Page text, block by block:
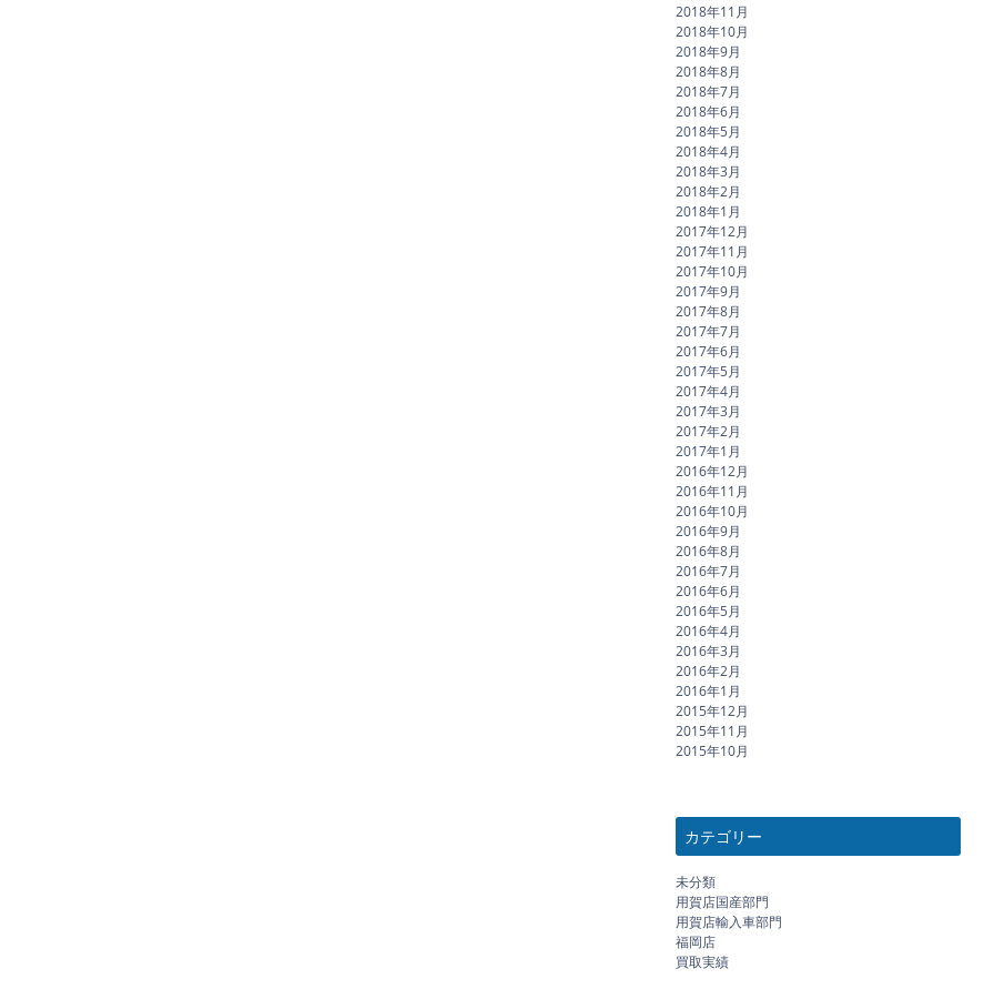
2018年11月
2018年10月
2018年9月
2018年8月
2018年7月
2018年6月
2018年5月
2018年4月
2018年3月
2018年2月
2018年1月
2017年12月
2017年11月
2017年10月
2017年9月
2017年8月
2017年7月
2017年6月
2017年5月
2017年4月
2017年3月
2017年2月
2017年1月
2016年12月
2016年11月
2016年10月
2016年9月
2016年8月
2016年7月
2016年6月
2016年5月
2016年4月
2016年3月
2016年2月
2016年1月
2015年12月
2015年11月
2015年10月
カテゴリー
未分類
用賀店国産部門
用賀店輸入車部門
福岡店
買取実績